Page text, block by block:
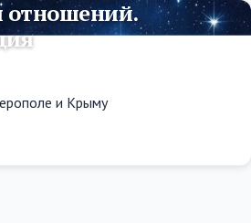
отношений.
и Крыму